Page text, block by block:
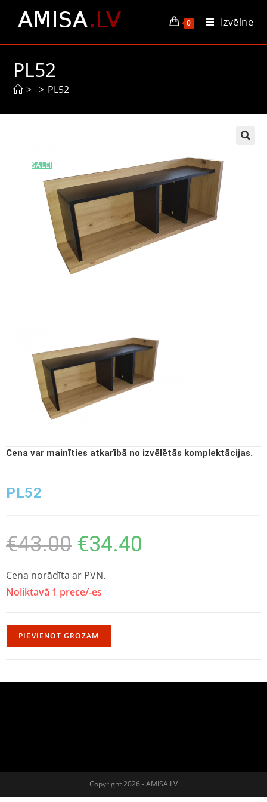
0 Izvēlne
PL52
> > PL52
SALE!
Cena var mainīties atkarībā no izvēlētās komplektācijas.
PL52
€43.00 €34.40
Cena norādīta ar PVN.
Noliktavā 1 prece/-es
PIEVIENOT GROZAM
Copyright 2026 - AMISA.LV